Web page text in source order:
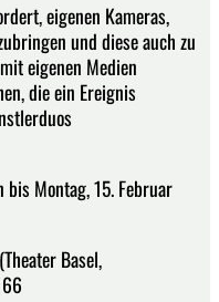
eigenen Kameras,
und diese auch zu
eigenen Medien
die ein Ereignis
Montag, 15. Februar
Basel,